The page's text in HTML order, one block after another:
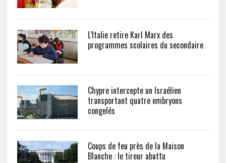
L’Italie retire Karl Marx des
programmes scolaires du secondaire
Chypre intercepte un Israélien
transportant quatre embryons
congelés
Coups de feu près de la Maison
Blanche : le tireur abattu